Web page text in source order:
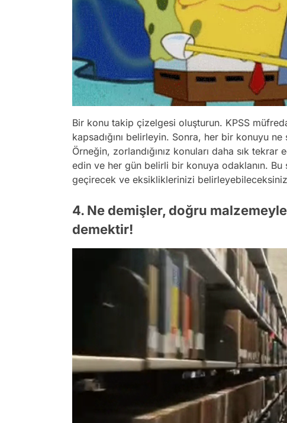
Bir konu takip çizelgesi oluşturun. KPSS
kapsadığını belirleyin. Sonra, her bir konuyu
Örneğin, zorlandığınız konuları daha sık
edin ve her gün belirli bir konuya odaklanın.
geçirecek ve eksikliklerinizi belirleyebileceksiniz.
4. Ne demişler, doğru
demektir!